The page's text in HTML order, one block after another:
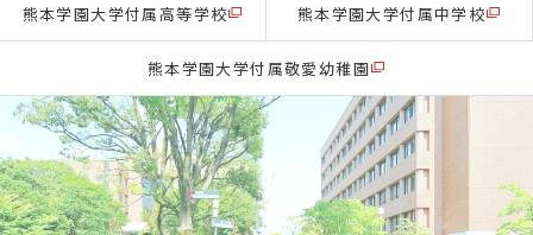
熊本学園大学付属高等学校 熊本学園大学付属中学校
熊本学園大学付属敬愛幼稚園